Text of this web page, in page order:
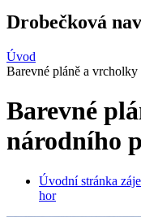
Drobečková
Úvod
Barevné pláně a
Barevné
národního
Úvodní stránka
hor